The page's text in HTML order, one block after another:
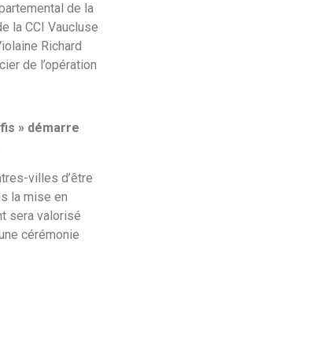
de la
la CCI Vaucluse
Richard
de l’opération
» démarre
villes d’être
la mise en
sera valorisé
cérémonie